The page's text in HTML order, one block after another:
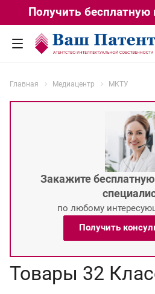
Получить бесплатную
Главная Медиацентр МКТУ
Закажите
по любому
Получить
Товары 32